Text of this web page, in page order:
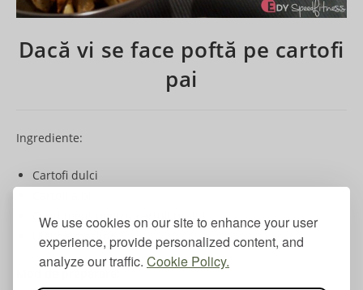
We use cookies on our site to enhance your user
experience, provide personalized content, and
analyze our traffic. Cookie Policy.
Dacă vi se face poftă pe cartofi
pai
Ingrediente:
Cartofi dulci
Condiment pentru cartofi prajiți
Ulei de masline
Mod de preparare: